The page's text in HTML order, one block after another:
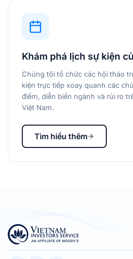
Khám phá lịch sự kiện
Chúng tôi tổ chức các hội thảo
kiện trực tiếp xoay quanh các
điểm, diễn biến ngành và rủi ro
Việt Nam.
Tìm hiểu thêm